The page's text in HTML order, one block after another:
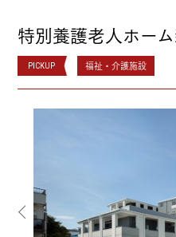
特別養護老人ホー
PICKUP 福祉・介護施設